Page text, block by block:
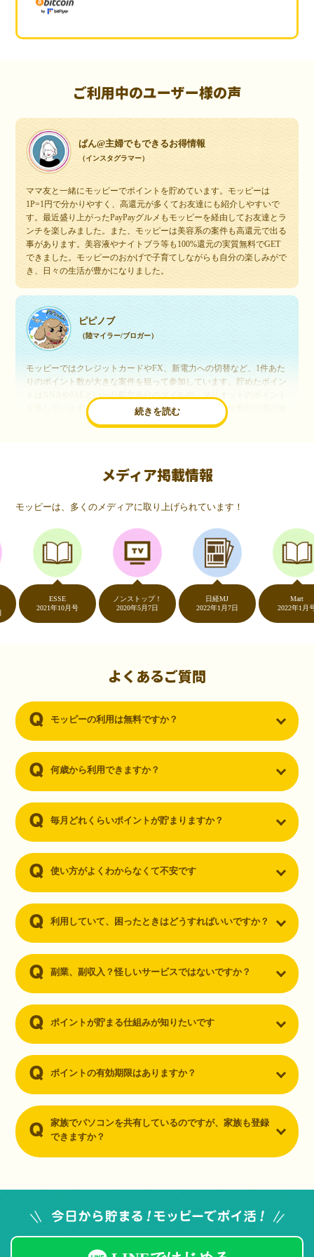
ご利用中のユーザー様の声
ぱん@主婦でもできるお得情報
（インスタグラマー）
ママ友と一緒にモッピーでポイントを貯めています。モッピーは
1P=1円で分かりやすく、高還元が多くてお友達にも紹介しやすいで
す。最近盛り上がったPayPayグルメもモッピーを経由してお友達とラ
ンチを楽しみました。また、モッピーは美容系の案件も高還元で出る
事があります。美容液やナイトブラ等も100%還元の実質無料でGET
できました。モッピーのおかげで子育てしながらも自分の楽しみがで
き、日々の生活が豊かになりました。
続きを読む
ピピノブ
（陸マイラー/ブロガー）
モッピーではクレジットカードやFX、新電力への切替など、1件あた
りのポイント数が大きな案件を狙って参加しています。貯めたポイン
交換しています。このようにすることで、ほぼ無料で年数回の国内旅
行や海外旅行を実現しています。モッピーは陸マイラーや旅行好きに
いつものネットショッピングが、モッピーでお得
（20代・女性）
友達に勧められてモッピーをはじめました。空いた時間にスマホで買
い物をすることが多いのですが、モッピーを経由するだけでショップ
のポイントとモッピーのポイントが二重で貯まることを知り、ビック
リ…！いつものネットショッピングをモッピーを経由するだけでポイ
ントが貯まるなんて…もっと早く教えてほしかった～！貯まったポイ
ントはギフト券に交換して、プチ贅沢を楽しんでます♪
（30代・男性）
ーを知りました。クレジットカードを発行するだけでポイントが貯ま
るならと無料登録して、クレジットカードの発行やアプリダウンロー
メディア掲載情報
モッピーは、多くのメディアに取り上げられています！
2021年10月号
ノンストップ！
2020年5月7日
日経MJ
2022年1月7日
2022年1月号
よくあるご質問
モッピーの利用は無料ですか？
何歳から利用できますか？
毎月どれくらいポイントが貯まりますか？
使い方がよくわからなくて不安です
利用していて、困ったときはどうすればいいですか？
副業、副収入？怪しいサービスではないですか？
ポイントが貯まる仕組みが知りたいです
ポイントの有効期限はありますか？
家族でパソコンを共有しているのですが、家族も登録
できますか？